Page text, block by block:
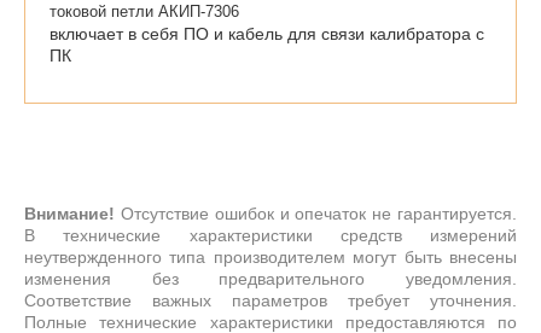
токовой петли АКИП-7306
включает в себя ПО и кабель для связи калибратора с
ПК
Внимание! Отсутствие ошибок и опечаток не гарантируется.
В технические характеристики средств измерений
неутвержденного типа производителем могут быть внесены
изменения без предварительного уведомления.
Соответствие важных параметров требует уточнения.
Полные технические характеристики предоставляются по